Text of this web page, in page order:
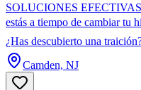
SOLUCIONES
estás a tiempo de cambiar
¿Has descubierto una
Camden, NJ